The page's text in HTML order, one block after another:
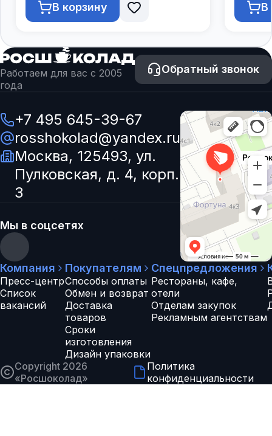
В корзину В
Работаем для вас с 2005
года
Обратный звонок
+7 495 645-39-67
rosshokolad@yandex.ru
Москва, 125493, ул.
Пулковская, д. 4, корп.
3
Мы в соцсетях
Компания
Пресс-центр
Список
вакансий
Покупателям
Способы оплаты
Обмен и возврат
Доставка
товаров
Сроки
изготовления
Дизайн упаковки
Спецпредложения
Рестораны, кафе,
отели
Отделам закупок
Рекламным агентствам
Copyright 2026
«Росшоколад»
Политика
конфиденциальности